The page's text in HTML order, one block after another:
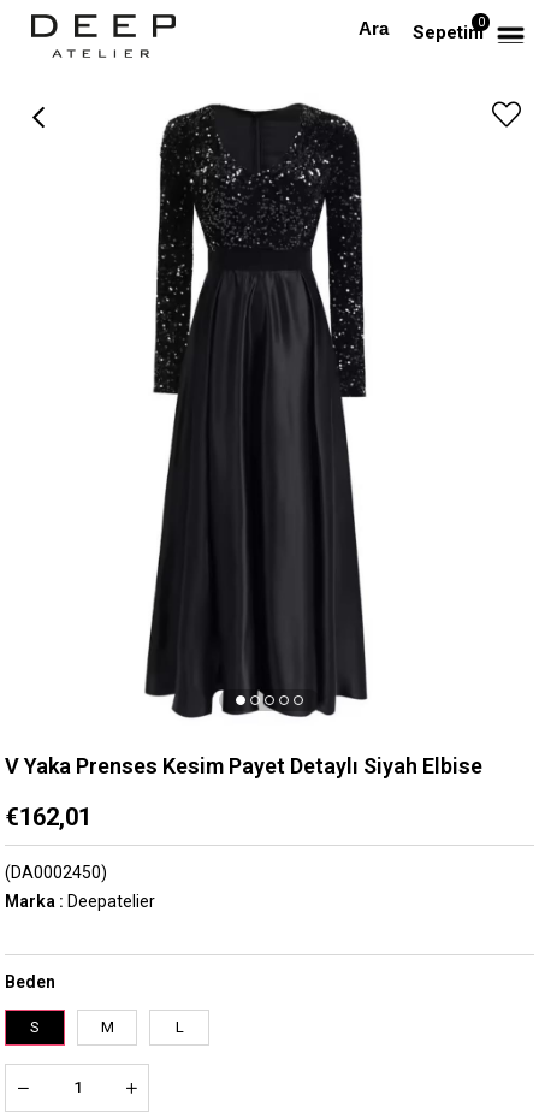
Sepetim0
Anasayfa TÜM ELBİSELER V Yaka Prenses Kesim Payet Detaylı Siyah Elbise
V Yaka Prenses Kesim Payet Detaylı Siyah Elbise
€162,01
(DA0002450)
Marka : Deepatelier
Beden
S M L